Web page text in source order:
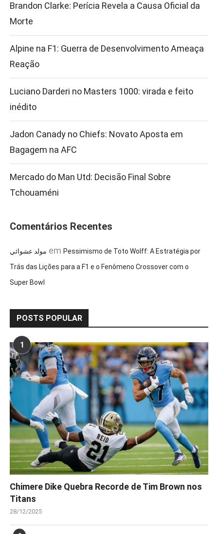
Brandon Clarke: Perícia Revela a Causa Oficial da
Morte
Alpine na F1: Guerra de Desenvolvimento Ameaça
Reação
Luciano Darderi no Masters 1000: virada e feito
inédito
Jadon Canady no Chiefs: Novato Aposta em
Bagagem na AFC
Mercado do Man Utd: Decisão Final Sobre
Tchouaméni
Comentários Recentes
مولد عشوائي em Pessimismo de Toto Wolff: A Estratégia por
Trás das Lições para a F1 e o Fenômeno Crossover com o
Super Bowl
POSTS POPULAR
1
Chimere Dike Quebra Recorde de Tim Brown nos
Titans
28/12/2025